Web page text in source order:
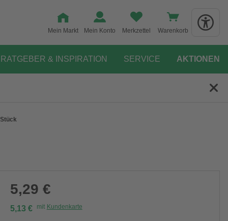
Mein Markt Mein Konto Merkzettel Warenkorb
RATGEBER & INSPIRATION SERVICE AKTIONEN
5,29 €
5,13 € mit Kundenkarte